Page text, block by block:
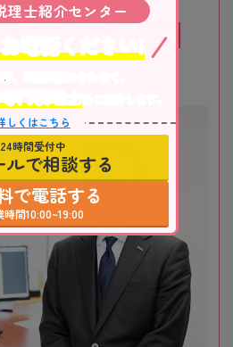
職歴20年以上
理士紹介センター
等、相続資産に合わせて、
門税理士
をご紹介します。
しくはこちら
24時間受付中
ルで相談する
で電話する
時間10:00~19:00